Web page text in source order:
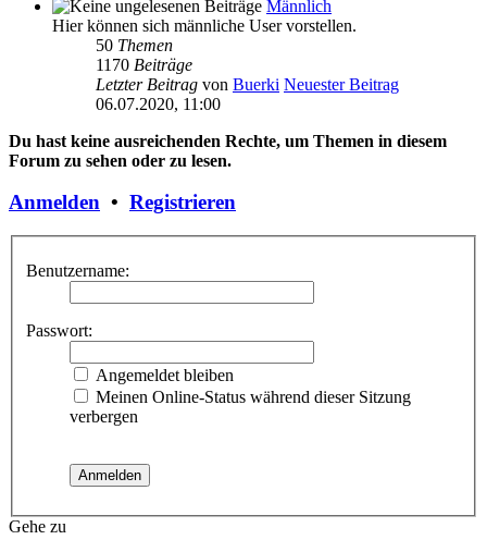
Männlich
Hier können sich männliche User vorstellen.
50 Themen
1170 Beiträge
Letzter Beitrag von Buerki Neuester Beitrag
06.07.2020, 11:00
Du hast keine ausreichenden Rechte, um Themen in diesem
Forum zu sehen oder zu lesen.
Anmelden • Registrieren
Benutzername:
Passwort:
Angemeldet bleiben
Meinen Online-Status während dieser Sitzung
verbergen
Gehe zu